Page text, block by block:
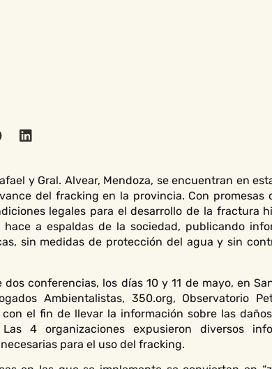
y Gral. Alvear, Mendoza, se encuentran en
del fracking en la provincia. Con promesas
legales para el desarrollo de la fractura
a espaldas de la sociedad, publicando
sin medidas de protección del agua y sin
conferencias, los días 10 y 11 de mayo, en
Ambientalistas, 350.org, Observatorio
el fin de llevar la información sobre las
4 organizaciones expusieron diversos
para el uso del fracking.